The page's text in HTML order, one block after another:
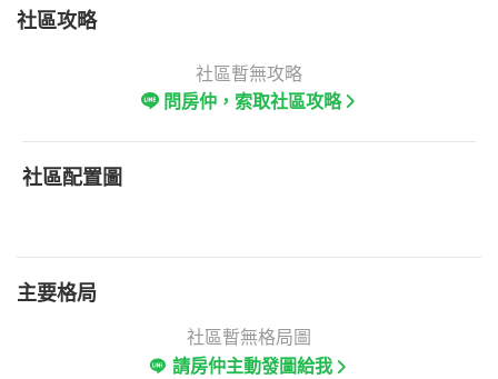
社區攻略
社區暫無攻略
問房仲，索取社區攻略
社區配置圖
主要格局
社區暫無格局圖
請房仲主動發圖給我